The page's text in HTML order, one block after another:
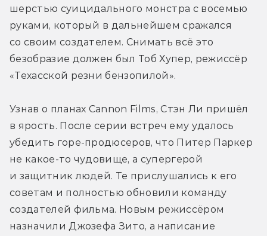
шерстью суицидального монстра с восемью
руками, который в дальнейшем сражался
со своим создателем. Снимать всё это
безобразие должен был Тоб Хупер, режиссёр
«Техасской резни бензопилой».
Узнав о планах Cannon Films, Стэн Ли пришёл
в ярость. После серии встреч ему удалось
убедить горе-продюсеров, что Питер Паркер
не какое-то чудовище, а супергерой
и защитник людей. Те прислушались к его
советам и полностью обновили команду
создателей фильма. Новым режиссёром
назначили Джозефа Зито, а написание